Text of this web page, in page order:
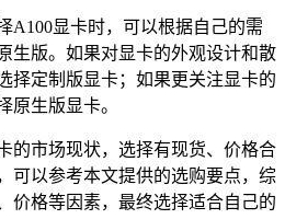
A100显卡时，可以根据自己的需
生版。如果对显卡的外观设计和散
择定制版显卡；如果更关注显卡的
原生版显卡。
的市场现状，选择有现货、价格合
可以参考本文提供的选购要点，综
价格等因素，最终选择适合自己的